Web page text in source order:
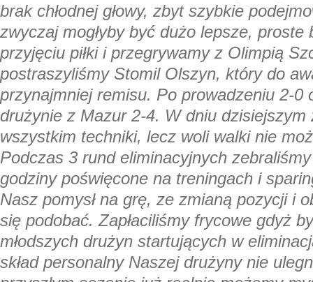
brak chłodnej głowy, zbyt szybkie
zwyczaj mogłyby być dużo lepsze, proste
przyjęciu piłki i przegrywamy z Olimpią
postraszyliśmy Stomil Olszyn, który do
przynajmniej remisu. Po prowadzeniu 2-0
drużynie z Mazur 2-4. W dniu dzisiejszym
wszystkim techniki, lecz woli walki nie
Podczas 3 rund eliminacyjnych
godziny poświęcone na treningach i
Nasz pomysł na grę, ze zmianą pozycji i
się podobać. Zapłaciliśmy frycowe gdyż
młodszych drużyn startujących w
skład personalny Naszej drużyny nie